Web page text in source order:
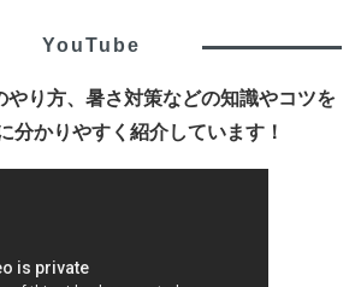
YouTube
やり方、暑さ対策などの知識やコツを
分かりやすく紹介しています！